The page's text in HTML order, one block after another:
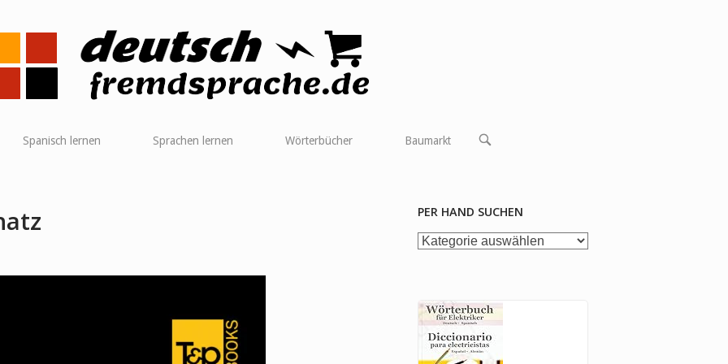
Spanisch lernen Sprachen lernen Wörterbücher Baumarkt
OPEN
PER HAND SUCHEN
per